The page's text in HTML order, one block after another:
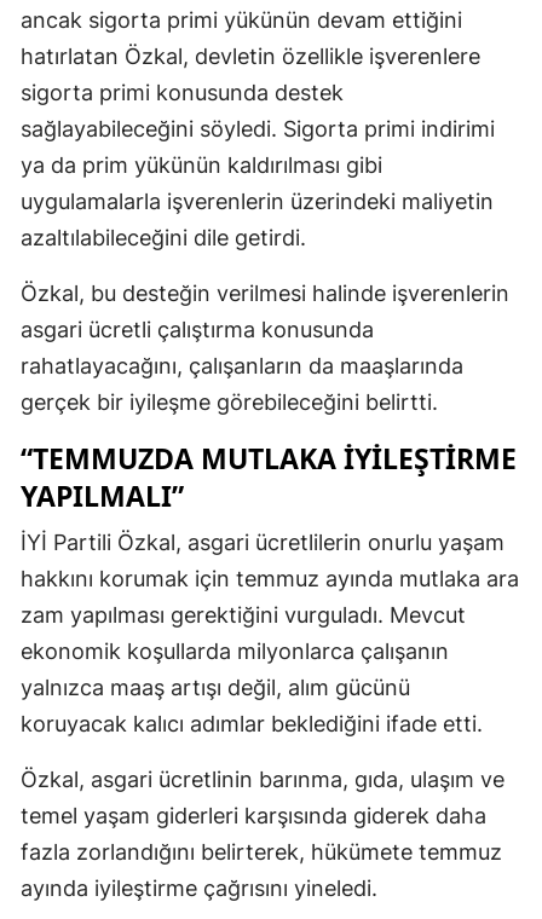
ancak sigorta primi yükünün devam ettiğini
hatırlatan Özkal, devletin özellikle işverenlere
sigorta primi konusunda destek
sağlayabileceğini söyledi. Sigorta primi indirimi
ya da prim yükünün kaldırılması gibi
uygulamalarla işverenlerin üzerindeki maliyetin
azaltılabileceğini dile getirdi.
Özkal, bu desteğin verilmesi halinde işverenlerin
asgari ücretli çalıştırma konusunda
rahatlayacağını, çalışanların da maaşlarında
gerçek bir iyileşme görebileceğini belirtti.
“TEMMUZDA MUTLAKA IYILEŞTIRME
YAPILMALI”
İYİ Partili Özkal, asgari ücretlilerin onurlu yaşam
hakkını korumak için temmuz ayında mutlaka ara
zam yapılması gerektiğini vurguladı. Mevcut
ekonomik koşullarda milyonlarca çalışanın
yalnızca maaş artışı değil, alım gücünü
koruyacak kalıcı adımlar beklediğini ifade etti.
Özkal, asgari ücretlinin barınma, gıda, ulaşım ve
temel yaşam giderleri karşısında giderek daha
fazla zorlandığını belirterek, hükümete temmuz
ayında iyileştirme çağrısını yineledi.